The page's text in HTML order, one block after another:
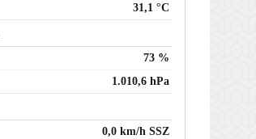
31,1 °C
73 %
1.010,6 hPa
0,0 km/h SSZ